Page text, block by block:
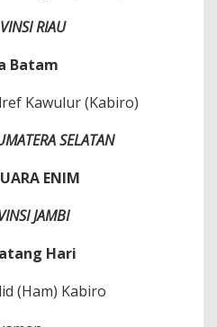
RIAU
Batam
Kawulur (Kabiro)
SELATAN
ENIM
JAMBI
Hari
(Ham) Kabiro